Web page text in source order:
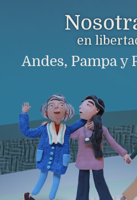
en
Andes, Pampa y